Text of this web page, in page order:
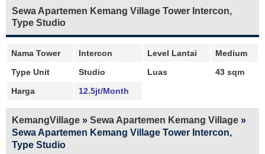
Sewa Apartemen Kemang Village Tower Intercon,
Type Studio
Nama Tower Intercon Level Lantai
Medium
Type Unit
Studio Luas
43 sqm
Harga
12.5jt/Month
KemangVillage » Sewa Apartemen Kemang Village »
Sewa Apartemen Kemang Village Tower Intercon,
Type Studio